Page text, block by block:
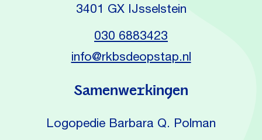
Samenwerkingen
Logopedie Barbara Q. Polman
3401 GX IJsselstein
030 6883423
info@rkbsdeopstap.nl